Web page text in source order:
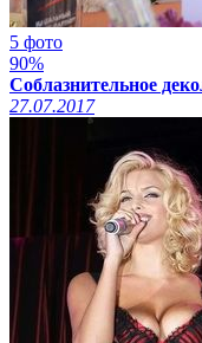
5 фото
90%
Соблазнительное
27.07.2017